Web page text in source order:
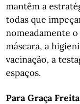
mantêm a
todas que
nomeadamente
máscara, a
vacinação, a
espaços.
Para Graça